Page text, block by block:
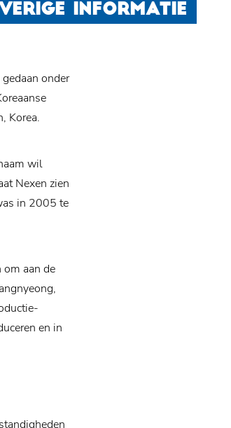
INFORMATIE
onder
Korea.
wil
Nexen zien
in 2005 te
aan de
en in